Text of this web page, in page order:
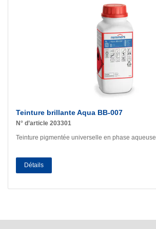
Teinture brillante Aqua BB-007
N° d’article 203301
Teinture pigmentée universelle en phase aqueuse
Détails